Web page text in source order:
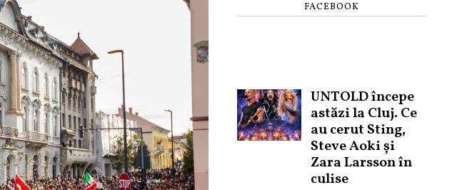
FACEBOOK
UNTOLD începe
astăzi la Cluj. Ce
au cerut Sting,
Steve Aoki și
Zara Larsson în
culise